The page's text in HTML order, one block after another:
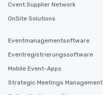
Cvent Supplier Network
OnSite Solutions
Eventmanagementsoftware
Eventregistrierungssoftware
Mobile Event-Apps
Strategic Meetings Management